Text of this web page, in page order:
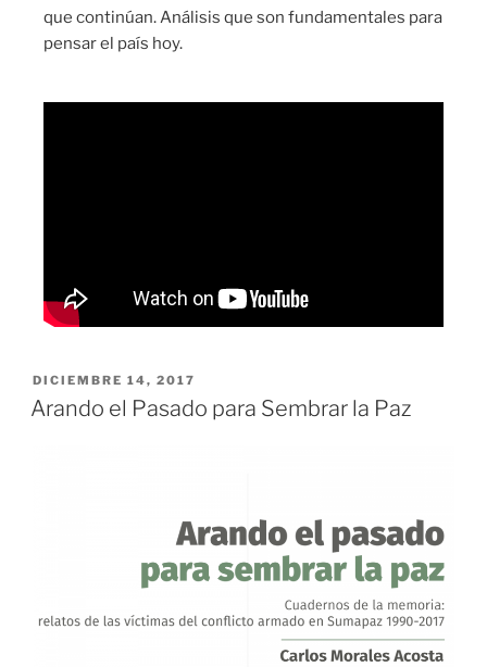
que continúan. Análisis que son fundamentales para
pensar el país hoy.
DICIEMBRE 14, 2017
Arando el Pasado para Sembrar la Paz